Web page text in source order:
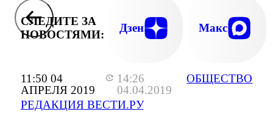
11:50 04
АПРЕЛЯ 2019
14:26
04.04.2019
РЕДАКЦИЯ ВЕСТИ.РУ
ОБЩЕСТВО
СЛЕДИТЕ ЗА
НОВОСТЯМИ:
Дзен Макс